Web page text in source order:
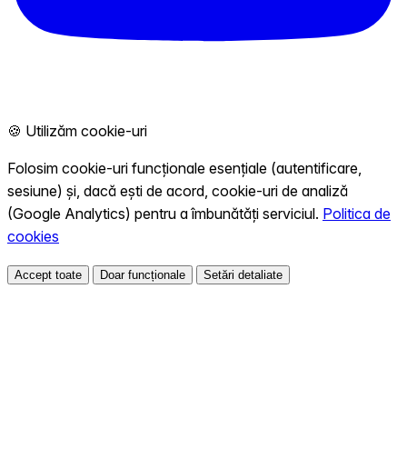
🍪 Utilizăm cookie-uri
Folosim cookie-uri funcționale esențiale (autentificare,
sesiune) și, dacă ești de acord, cookie-uri de analiză
(Google Analytics) pentru a îmbunătăți serviciul. Politica de
cookies
Accept toate Doar funcționale Setări detaliate